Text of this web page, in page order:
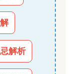
解析